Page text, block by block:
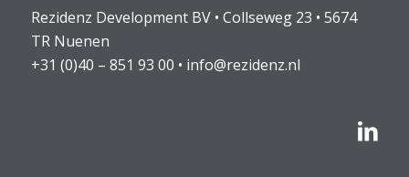
Rezidenz Development BV • Collseweg 23 • 5674
TR Nuenen
+31 (0)40 – 851 93 00 • info@rezidenz.nl